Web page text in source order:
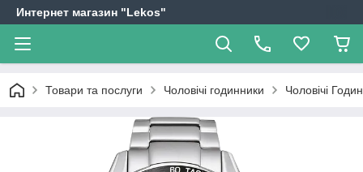
Интернет магазин "Lekos"
Товари та послуги Чоловічі годинники Чоловічі